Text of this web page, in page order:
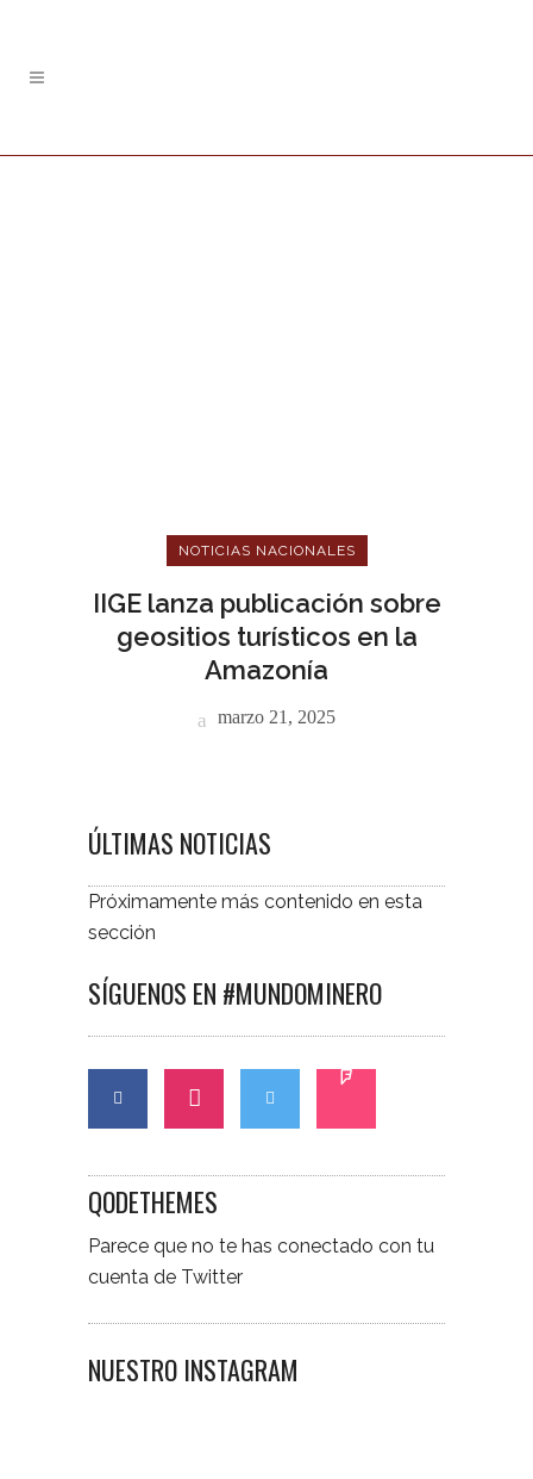
NOTICIAS NACIONALES
IIGE lanza publicación sobre
geositios turísticos en la
Amazonía
marzo 21, 2025
ÚLTIMAS NOTICIAS
Próximamente más contenido en esta
sección
SÍGUENOS EN #MUNDOMINERO
QODETHEMES
Parece que no te has conectado con tu
cuenta de Twitter
NUESTRO INSTAGRAM